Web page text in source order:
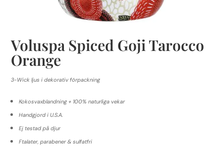
Voluspa Spiced Goji Tarocco
Orange
3-Wick ljus i dekorativ förpackning
Kokosvaxblandning + 100% naturliga vekar
Handgjord i U.S.A.
Ej testad på djur
Ftalater, parabener & sulfatfri